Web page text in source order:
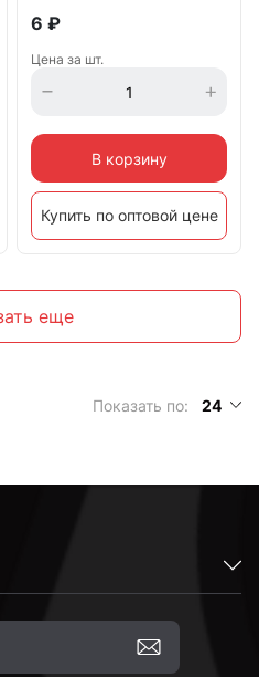
6 ₽
Цена за шт.
В корзину
Купить по оптовой цене
еще
Показать по: 24